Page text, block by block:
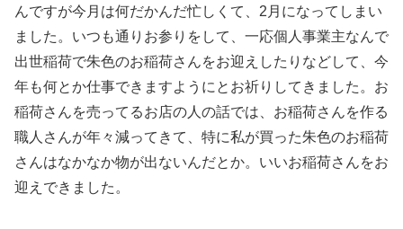
んですが今月は何だかんだ忙しくて、2月になってしまい
ました。いつも通りお参りをして、一応個人事業主なんで
出世稲荷で朱色のお稲荷さんをお迎えしたりなどして、今
年も何とか仕事できますようにとお祈りしてきました。お
稲荷さんを売ってるお店の人の話では、お稲荷さんを作る
職人さんが年々減ってきて、特に私が買った朱色のお稲荷
さんはなかなか物が出ないんだとか。いいお稲荷さんをお
迎えできました。